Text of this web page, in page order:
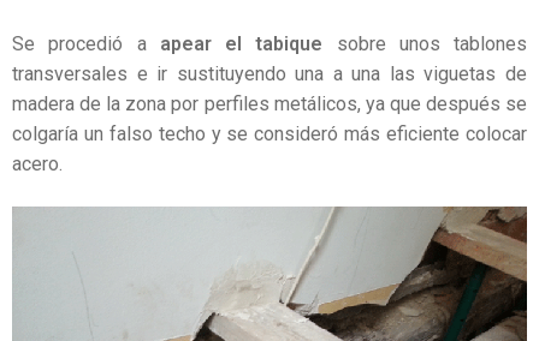
Se procedió a apear el tabique sobre unos tablones
transversales e ir sustituyendo una a una las viguetas de
madera de la zona por perfiles metálicos, ya que después se
colgaría un falso techo y se consideró más eficiente colocar
acero.